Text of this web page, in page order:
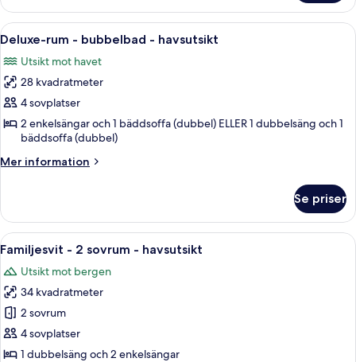
rum
havsutsikt
Öppna
alla
foton
för
Deluxe-
rum
bubbelbad
Ett modernt hotellrum med en stor
3
Deluxe-rum - bubbelbad - havsutsikt
Utsikt mot havet
28 kvadratmeter
4 sovplatser
2 enkelsängar och 1 bäddsoffa (dubbel) ELLER 1 dubbelsäng och 1
bäddsoffa (dubbel)
Mer information
Mer
rum
bubbelbad
havsutsikt
Se priser
Öppna
alla
foton
för
Familjesvit
-
2
Ett hotellrum med två sängar, en
2
Familjesvit - 2 sovrum - havsutsikt
Utsikt mot bergen
34 kvadratmeter
2 sovrum
4 sovplatser
1 dubbelsäng och 2 enkelsängar